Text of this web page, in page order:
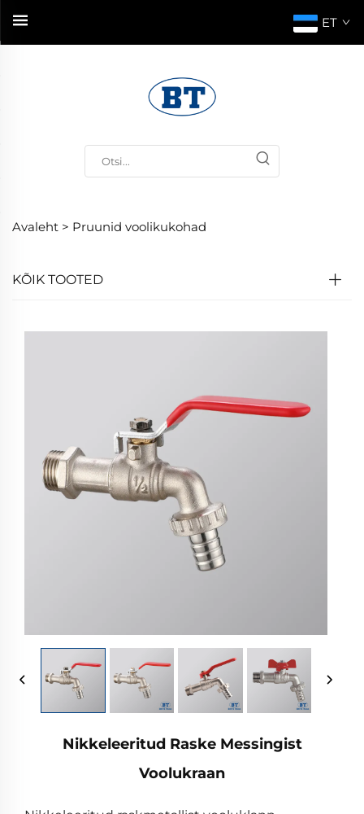
ET
Avaleht > Pruunid voolikukohad
KÕIK TOOTED
Nikkeleeritud Raske Messingist
Voolukraan